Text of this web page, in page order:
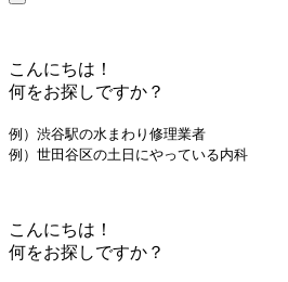
こんにちは！
何をお探しですか？
例）渋谷駅の水まわり修理業者
例）世田谷区の土日にやっている内科
こんにちは！
何をお探しですか？